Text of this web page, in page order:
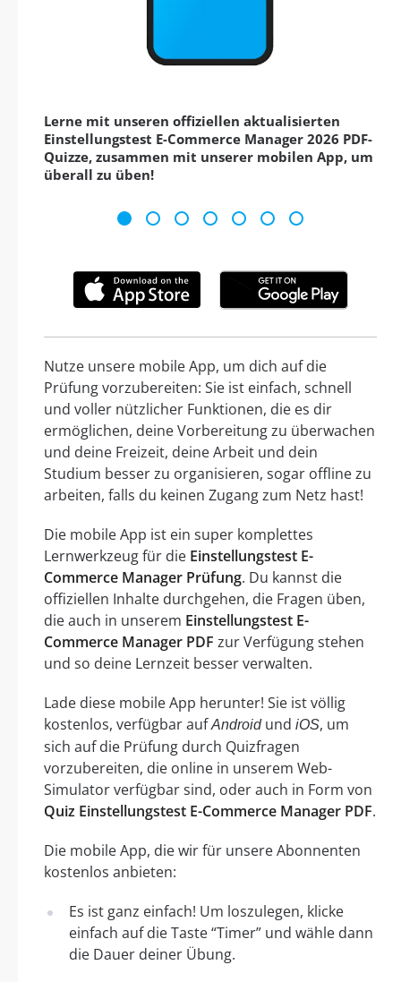
Lerne mit unseren offiziellen aktualisierten
Einstellungstest E-Commerce Manager 2026 PDF-
Quizze, zusammen mit unserer mobilen App, um
überall zu üben!
Nutze unsere mobile App, um dich auf die
Prüfung vorzubereiten: Sie ist einfach, schnell
und voller nützlicher Funktionen, die es dir
ermöglichen, deine Vorbereitung zu überwachen
und deine Freizeit, deine Arbeit und dein
Studium besser zu organisieren, sogar offline zu
arbeiten, falls du keinen Zugang zum Netz hast!
Die mobile App ist ein super komplettes
Lernwerkzeug für die Einstellungstest E-
Commerce Manager Prüfung. Du kannst die
offiziellen Inhalte durchgehen, die Fragen üben,
die auch in unserem Einstellungstest E-
Commerce Manager PDF zur Verfügung stehen
und so deine Lernzeit besser verwalten.
Lade diese mobile App herunter! Sie ist völlig
kostenlos, verfügbar aufAndroidund iOS, um
sich auf die Prüfung durch Quizfragen
vorzubereiten, die online in unserem Web-
Simulator verfügbar sind, oder auch in Form von
Quiz Einstellungstest E-Commerce Manager PDF.
Die mobile App, die wir für unsere Abonnenten
kostenlos anbieten:
Es ist ganz einfach! Um loszulegen, klicke
einfach auf die Taste “Timer” und wähle dann
die Dauer deiner Übung.